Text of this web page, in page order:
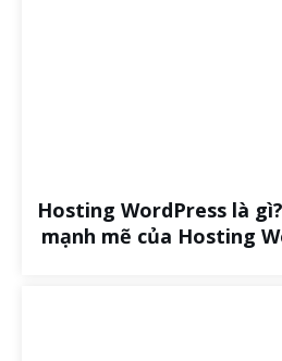
Hosting WordPress là
mạnh mẽ của Hosting